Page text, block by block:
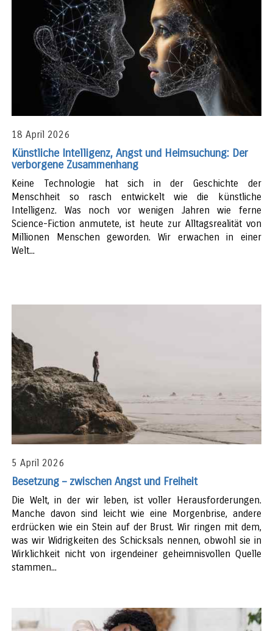
18 April 2026
Künstliche Intelligenz, Angst und Heimsuchung: Der
verborgene Zusammenhang
Keine Technologie hat sich in der Geschichte der
Menschheit so rasch entwickelt wie die künstliche
Intelligenz. Was noch vor wenigen Jahren wie ferne
Science-Fiction anmutete, ist heute zur Alltagsrealität von
Millionen Menschen geworden. Wir erwachen in einer
Welt...
5 April 2026
Besetzung – zwischen Angst und Freiheit
Die Welt, in der wir leben, ist voller Herausforderungen.
Manche davon sind leicht wie eine Morgenbrise, andere
erdrücken wie ein Stein auf der Brust. Wir ringen mit dem,
was wir Widrigkeiten des Schicksals nennen, obwohl sie in
Wirklichkeit nicht von irgendeiner geheimnisvollen Quelle
stammen...